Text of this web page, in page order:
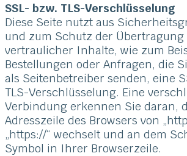
SSL- bzw. TLS-Verschlüsselung
Diese Seite nutzt aus
und zum Schutz der Übertragung
vertraulicher Inhalte, wie zum
Bestellungen oder Anfragen, die
als Seitenbetreiber senden, eine
TLS-Verschlüsselung. Eine
Verbindung erkennen Sie daran,
Adresszeile des Browsers von
„https://“ wechselt und an dem
Symbol in Ihrer Browserzeile.